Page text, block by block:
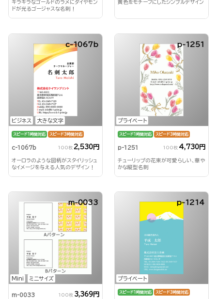
キラキラなゴールドのラメにダイヤモン
ドが光るゴージャスな名刺！
黄色をモチーフにしたシンプルデザイン
ビジネス 大きな文字
c-1067b
スピード1時間対応 スピード3時間対応
c-1067b 100枚 2,530円
オーロラのような図柄がスタイリッシュ
なイメージを与える人気のデザイン！
プライベート
p-1251
スピード1時間対応 スピード3時間対応
p-1251 100枚 4,730円
チューリップの花束が可愛らしい、華や
かな縦型名刺
Mini ミニサイズ
m-0033
m-0033 100枚 3,369円
プライベート
p-1214
スピード1時間対応 スピード3時間対応